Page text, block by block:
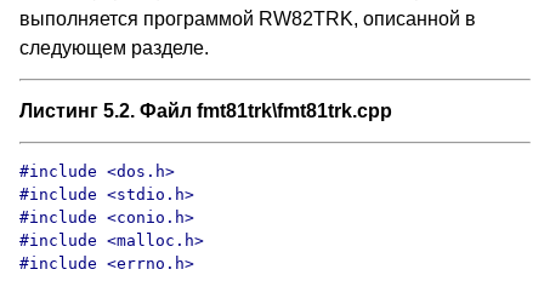
выполняется программой RW82TRK, описанной в
следующем разделе.
Листинг 5.2. Файл fmt81trk\fmt81trk.cpp
#include <dos.h>
#include <stdio.h>
#include <conio.h>
#include <malloc.h>
#include <errno.h>